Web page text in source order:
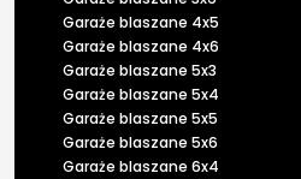
Garaże blaszane 4x5
Garaże blaszane 4x6
Garaże blaszane 5x3
Garaże blaszane 5x4
Garaże blaszane 5x5
Garaże blaszane 5x6
Garaże blaszane 6x4